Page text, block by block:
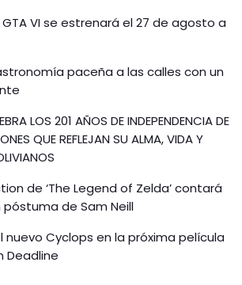
VI se estrenará el 27 de agosto a
paceña a las calles con un
LOS 201 AÑOS DE INDEPENDENCIA DE
QUE REFLEJAN SU ALMA, VIDA Y
de ‘The Legend of Zelda’ contará
de Sam Neill
nuevo Cyclops en la próxima película
Deadline